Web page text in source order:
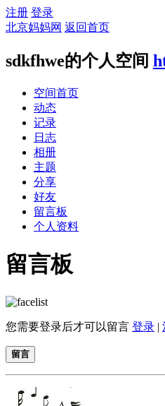
注册 登录
北京妈妈网 返回首页
sdkfhwe的个人空间
空间首页
动态
记录
日志
相册
主题
分享
好友
留言板
个人资料
留言板
您需要登录后才可以留言 登录 |
留言